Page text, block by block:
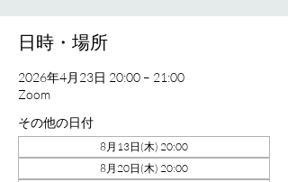
日時・場所
2026年4月23日 20:00 – 21:00
Zoom
その他の日付
8月13日(木) 20:00
8月20日(木) 20:00